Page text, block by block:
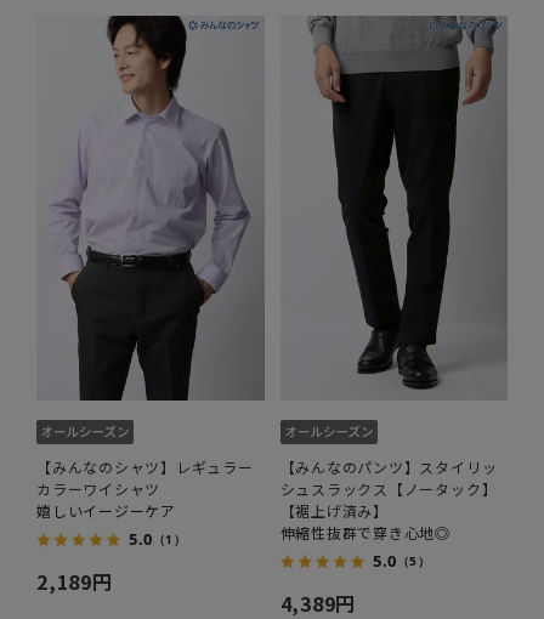
【みんなのシャツ】レギュラー
カラーワイシャツ
嬉しいイージーケア
5.0 （1）
2,189円
【みんなのパンツ】スタイリッ
シュスラックス【ノータック】
【裾上げ済み】
伸縮性抜群で穿き心地◎
5.0 （5）
4,389円